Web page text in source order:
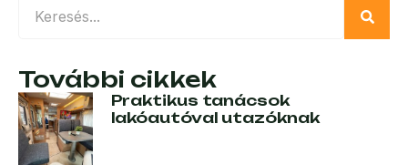
További cikkek
Praktikus tanácsok
lakóautóval utazóknak